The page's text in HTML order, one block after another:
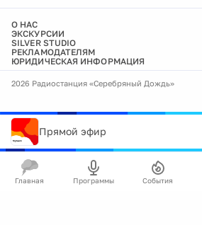
О НАС
ЭКСКУРСИИ
SILVER STUDIO
РЕКЛАМОДАТЕЛЯМ
ЮРИДИЧЕСКАЯ ИНФОРМАЦИЯ
2026 Радиостанция «Серебряный Дождь»
Прямой эфир
Главная Программы События